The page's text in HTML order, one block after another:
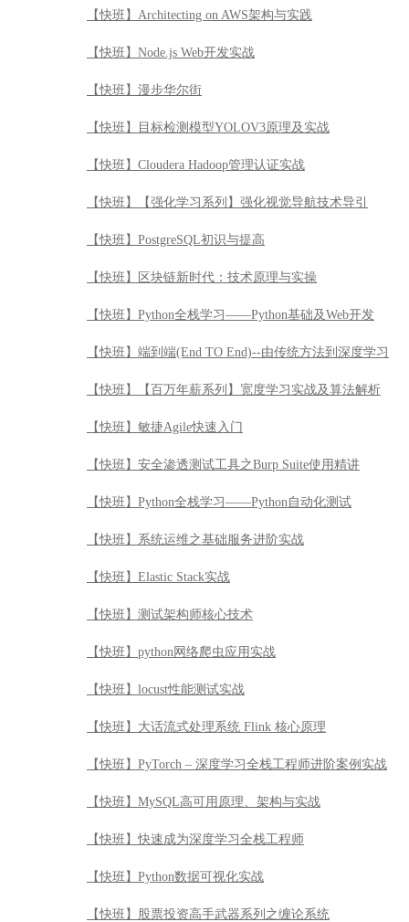
【快班】Architecting on AWS架构与实践
【快班】Node.js Web开发实战
【快班】漫步华尔街
【快班】目标检测模型YOLOV3原理及实战
【快班】Cloudera Hadoop管理认证实战
【快班】【强化学习系列】强化视觉导航技术导引
【快班】PostgreSQL初识与提高
【快班】区块链新时代：技术原理与实操
【快班】Python全栈学习——Python基础及Web开发
【快班】端到端(End TO End)--由传统方法到深度学习
【快班】【百万年薪系列】宽度学习实战及算法解析
【快班】敏捷Agile快速入门
【快班】安全渗透测试工具之Burp Suite使用精讲
【快班】Python全栈学习——Python自动化测试
【快班】系统运维之基础服务进阶实战
【快班】Elastic Stack实战
【快班】测试架构师核心技术
【快班】python网络爬虫应用实战
【快班】locust性能测试实战
【快班】大话流式处理系统 Flink 核心原理
【快班】PyTorch – 深度学习全栈工程师进阶案例实战
【快班】MySQL高可用原理、架构与实战
【快班】快速成为深度学习全栈工程师
【快班】Python数据可视化实战
【快班】股票投资高手武器系列之缠论系统